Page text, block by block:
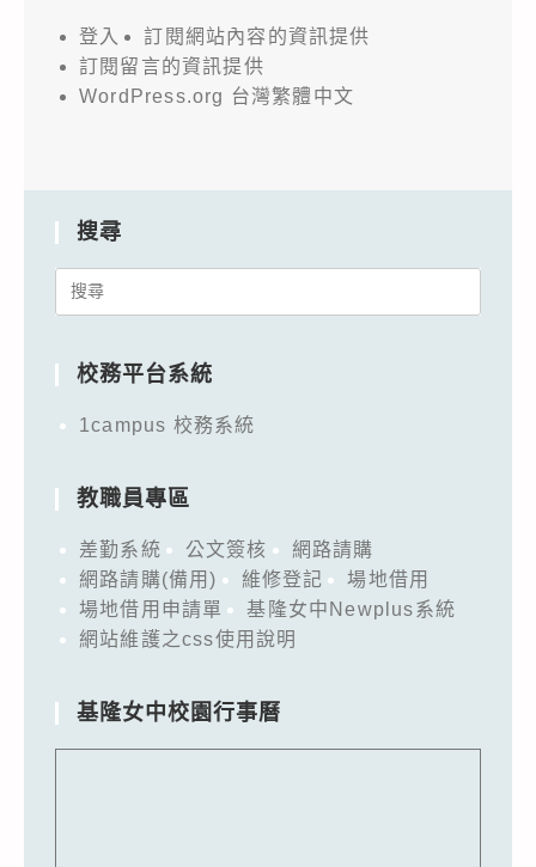
登入
訂閱網站內容的資訊提供
訂閱留言的資訊提供
WordPress.org 台灣繁體中文
搜尋
Search
校務平台系統
1campus 校務系統
教職員專區
差勤系統 公文簽核
網路請購
網路請購(備用)
維修登記
場地借用
場地借用申請單
基隆女中Newplus系統
網站維護之css使用說明
基隆女中校園行事曆